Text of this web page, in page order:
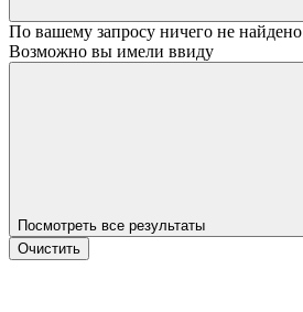
По вашему запросу ничего не найдено
Возможно вы имели ввиду
Посмотреть все результаты
Очистить